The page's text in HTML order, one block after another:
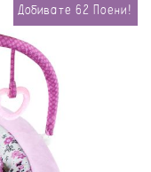
Добивате 62 Поени!